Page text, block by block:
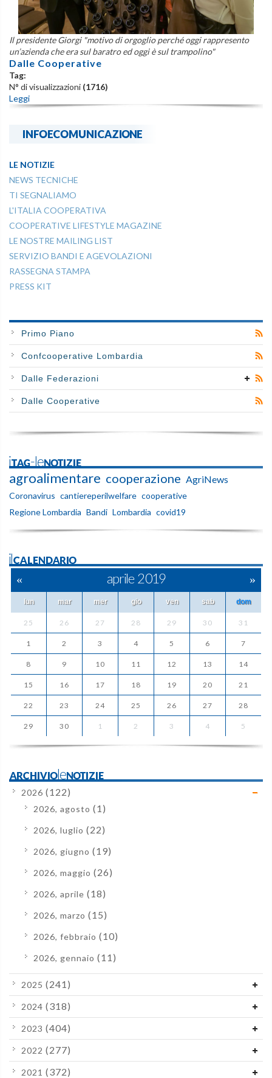
Il presidente Giorgi "motivo di orgoglio perché oggi rappresento
un’azienda che era sul baratro ed oggi è sul trampolino"
Dalle Cooperative
Tag:
N° di visualizzazioni (1716)
Leggi
INFOECOMUNICAZIONE
LE NOTIZIE
NEWS TECNICHE
TI SEGNALIAMO
L'ITALIA COOPERATIVA
COOPERATIVE LIFESTYLE MAGAZINE
LE NOSTRE MAILING LIST
SERVIZIO BANDI E AGEVOLAZIONI
RASSEGNA STAMPA
PRESS KIT
Primo Piano
Confcooperative Lombardia
Dalle Federazioni
Dalle Cooperative
iTAG-leNOTIZIE
agroalimentare cooperazione AgriNews
Coronavirus cantiereperilwelfare cooperative
Regione Lombardia Bandi Lombardia covid19
ilCALENDARIO
« aprile 2019 »
lun mar mer gio ven sab dom
25 26 27 28 29 30 31
1 2 3 4 5 6 7
8 9 10 11 12 13 14
15 16 17 18 19 20 21
22 23 24 25 26 27 28
29 30 1 2 3 4 5
ARCHIVIOleNOTIZIE
2026 (122)
2026, agosto (1)
2026, luglio (22)
2026, giugno (19)
2026, maggio (26)
2026, aprile (18)
2026, marzo (15)
2026, febbraio (10)
2026, gennaio (11)
2025 (241)
2024 (318)
2023 (404)
2022 (277)
2021 (372)